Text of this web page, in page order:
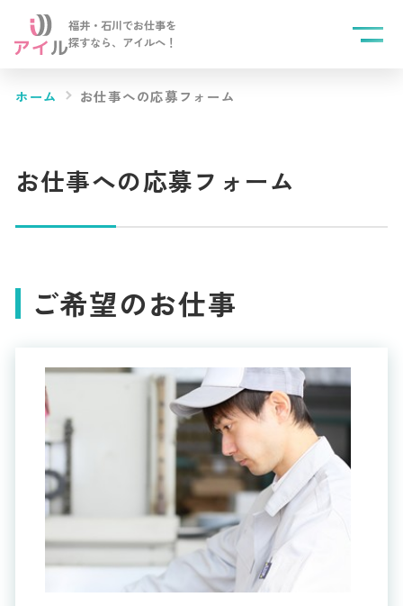
福井・石川でお仕事を
探すなら、 アイルへ！
ホーム お仕事への応募フォーム
お仕事への応募フォーム
ご希望のお仕事